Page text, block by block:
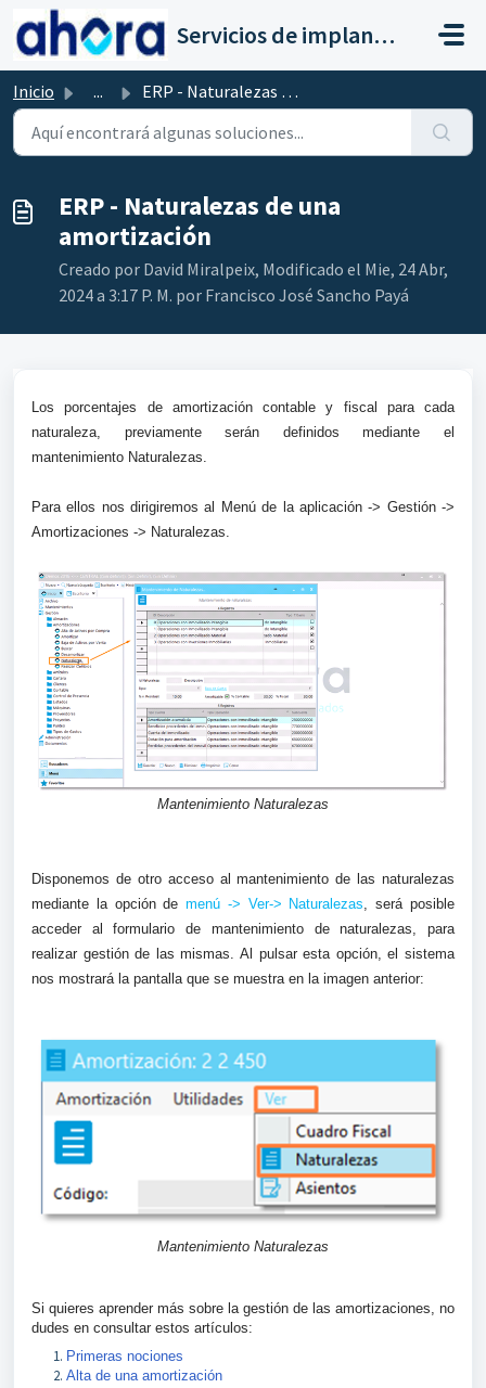
Saltar al contenido principal
Servicios de implantación a clientes de Ahora
Inicio ... ERP - Naturalezas de una amortización
ERP - Naturalezas de una
amortización
Creado por David Miralpeix, Modificado el Mie, 24 Abr,
2024 a 3:17 P. M. por Francisco José Sancho Payá
Los porcentajes de amortización contable y fiscal para cada
naturaleza, previamente serán definidos mediante el
mantenimiento Naturalezas.
Para ellos nos dirigiremos al Menú de la aplicación -> Gestión ->
Amortizaciones -> Naturalezas.
Mantenimiento Naturalezas
Disponemos de otro acceso al mantenimiento de las naturalezas
mediante la opción demenú -> Ver-> Naturalezas, será posible
acceder al formulario de mantenimiento de naturalezas, para
realizar gestión de las mismas. Al pulsar esta opción, el sistema
nos mostrará la pantalla que se muestra en la imagen anterior:
Mantenimiento Naturalezas
Si quieres aprender más sobre la gestión de las amortizaciones, no
dudes en consultar estos artículos:
Primeras nociones
Alta de una amortización